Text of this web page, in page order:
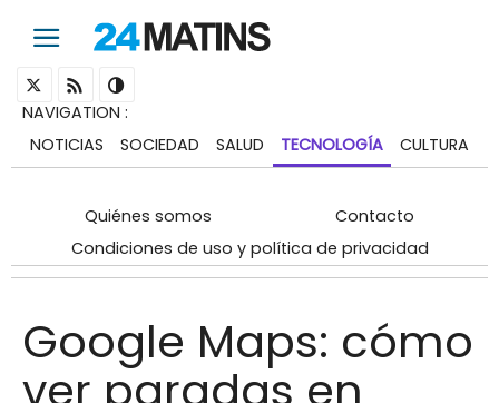
NAVIGATION :
NOTICIAS
SOCIEDAD SALUD TECNOLOGÍA CULTURA
Quiénes somos
Contacto
Condiciones de uso y política de privacidad
Google Maps: cómo
ver paradas en